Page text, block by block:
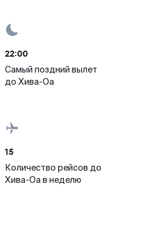
22:00
Самый поздний вылет
до Хива-Оа
15
Количество рейсов до
Хива-Оа в неделю